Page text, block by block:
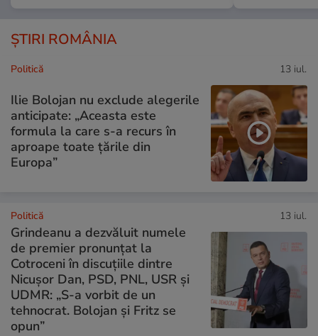
ȘTIRI ROMÂNIA
Politică 13 iul.
Ilie Bolojan nu exclude alegerile
anticipate: „Aceasta este
formula la care s-a recurs în
aproape toate ţările din
Europa”
Politică 13 iul.
Grindeanu a dezvăluit numele
de premier pronunțat la
Cotroceni în discuțiile dintre
Nicușor Dan, PSD, PNL, USR și
UDMR: „S-a vorbit de un
tehnocrat. Bolojan și Fritz se
opun”